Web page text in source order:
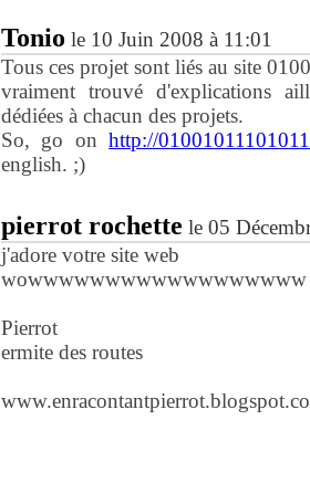
Tonio le 10 Juin 2008 à 11:01
Tous ces projet sont liés au site
vraiment trouvé d'explications
dédiées à chacun des projets.
So, go onhttp://
english. ;)
pierrot rochette le 05
j'adore votre site web
wowwwwwwwwwwwwwwwwww
Pierrot
ermite des routes